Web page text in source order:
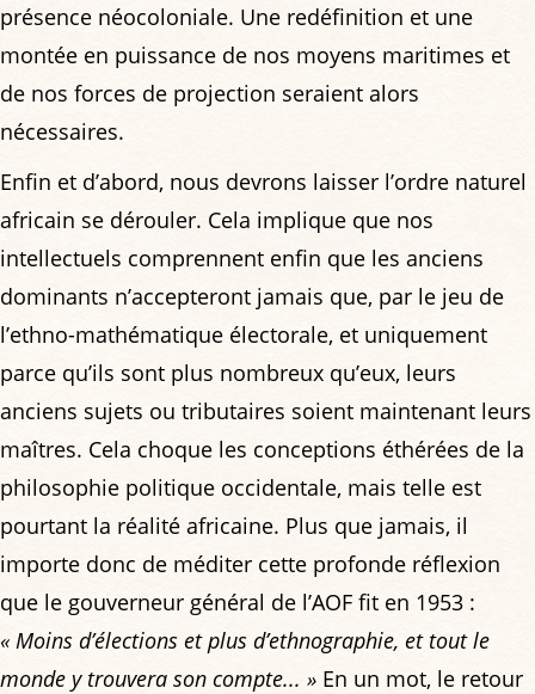
présence néocoloniale. Une redéfinition et une
montée en puissance de nos moyens maritimes et
de nos forces de projection seraient alors
nécessaires.
Enfin et d’abord, nous devrons laisser l’ordre naturel
africain se dérouler. Cela implique que nos
intellectuels comprennent enfin que les anciens
dominants n’accepteront jamais que, par le jeu de
l’ethno-mathématique électorale, et uniquement
parce qu’ils sont plus nombreux qu’eux, leurs
anciens sujets ou tributaires soient maintenant leurs
maîtres. Cela choque les conceptions éthérées de la
philosophie politique occidentale, mais telle est
pourtant la réalité africaine. Plus que jamais, il
importe donc de méditer cette profonde réflexion
que le gouverneur général de l’AOF fit en 1953 :
« Moins d’élections et plus d’ethnographie, et tout le
monde y trouvera son compte... » En un mot, le retour